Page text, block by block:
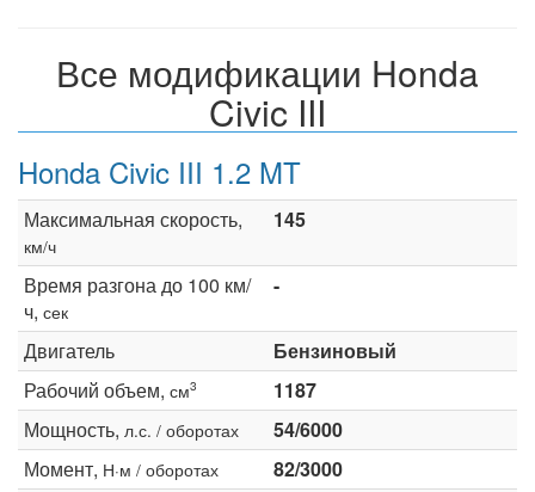
Все модификации Honda
Civic III
Honda Civic III 1.2 MT
Максимальная скорость,
км/ч
145
Время разгона до 100 км/
ч, сек
-
Двигатель
Бензиновый
Рабочий объем, см3
1187
Мощность, л.с. / оборотах
54/6000
Момент, Н·м / оборотах
82/3000